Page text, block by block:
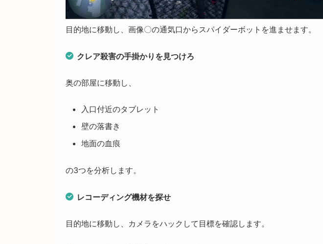
目的地に移動し、画像〇の通気口からスパイダーボットを進ませます。
クレア殺害の手掛かりを見つけろ
奥の部屋に移動し、
入口付近のタブレット
壁の落書き
地面の血痕
の3つを分析します。
レコーディング機材を探せ
目的地に移動し、カメラをハックして目標を確認します。